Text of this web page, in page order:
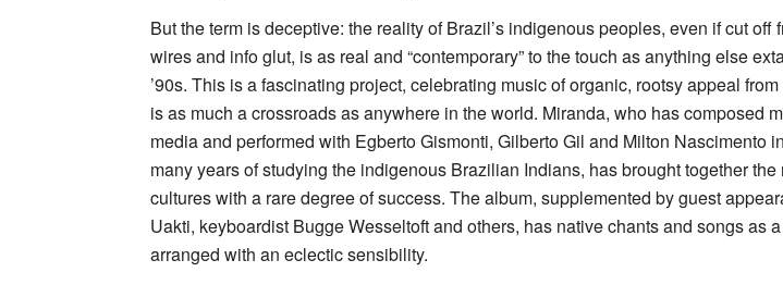
But the term is deceptive: the reality of Brazil’s indigenous peoples, even if cut off
wires and info glut, is as real and “contemporary” to the touch as anything else
’90s. This is a fascinating project, celebrating music of organic, rootsy appeal
is as much a crossroads as anywhere in the world. Miranda, who has composed
media and performed with Egberto Gismonti, Gilberto Gil and Milton Nascimento
many years of studying the indigenous Brazilian Indians, has brought together
cultures with a rare degree of success. The album, supplemented by guest
Uakti, keyboardist Bugge Wesseltoft and others, has native chants and songs as
arranged with an eclectic sensibility.